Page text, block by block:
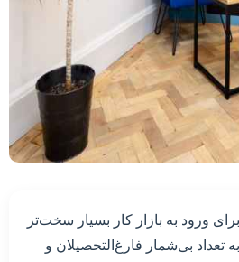
ورود به بازار کار بسیار سخت‌تر
تعداد بی‌شمار فارغ‌التحصیلان و